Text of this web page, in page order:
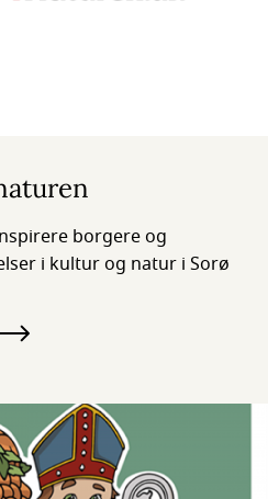
borgere og
i kultur og natur i Sorø